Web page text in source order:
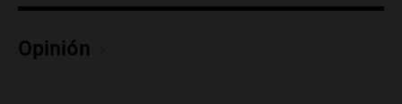
de millones en San Luis
Episodios
Opinión